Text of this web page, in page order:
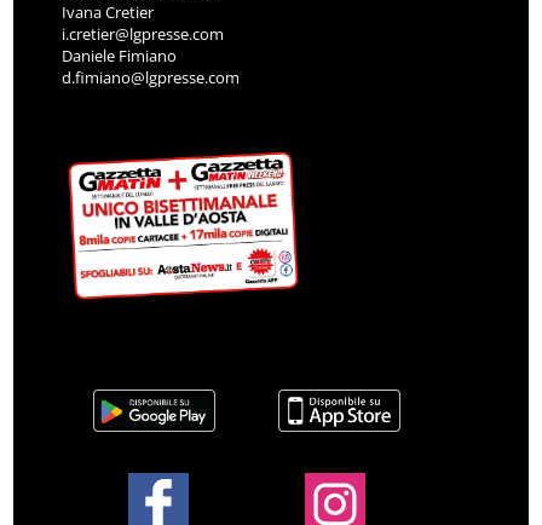
Ivana Cretier
i.cretier@lgpresse.com
Daniele Fimiano
d.fimiano@lgpresse.com